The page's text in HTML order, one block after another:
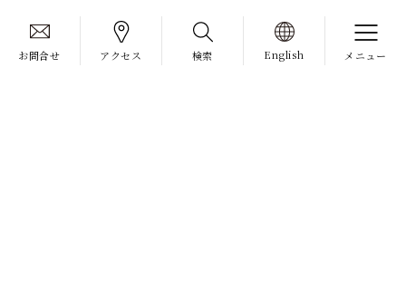
お問合せ アクセス 検索 English メニュー